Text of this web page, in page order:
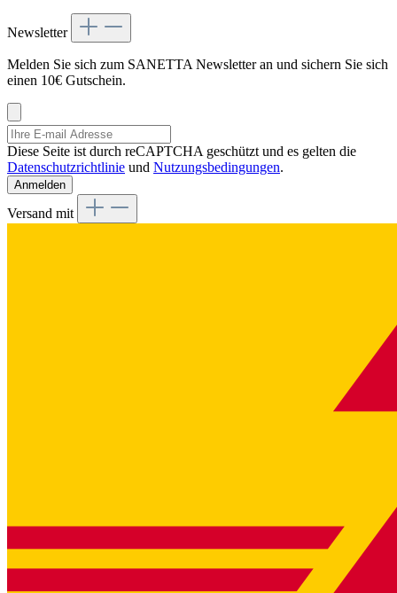
Newsletter
Melden Sie sich zum SANETTA Newsletter an und sichern Sie sich
einen 10€ Gutschein.
Diese Seite ist durch reCAPTCHA geschützt und es gelten die
Datenschutzrichtlinie und Nutzungsbedingungen.
Anmelden
Versand mit